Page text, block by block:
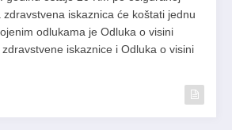
iskaznica će koštati jednu
odlukama je Odluka o visini
iskaznice i Odluka o visini